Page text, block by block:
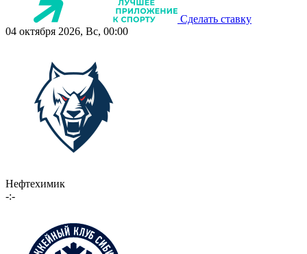
Сделать ставку
04 октября 2026, Вс, 00:00
Нефтехимик
-:-